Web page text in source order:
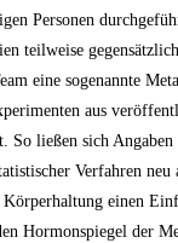
Per­so­nen
teil­wei­se
eine soge­nann­te
aus
So lie­ßen sich Anga­ben
Ver­fah­ren neu
einen
Hor­mon­spie­gel der